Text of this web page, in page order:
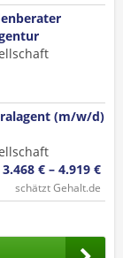
(m/w/d)
3.468 € – 4.919 €
schätzt Gehalt.de